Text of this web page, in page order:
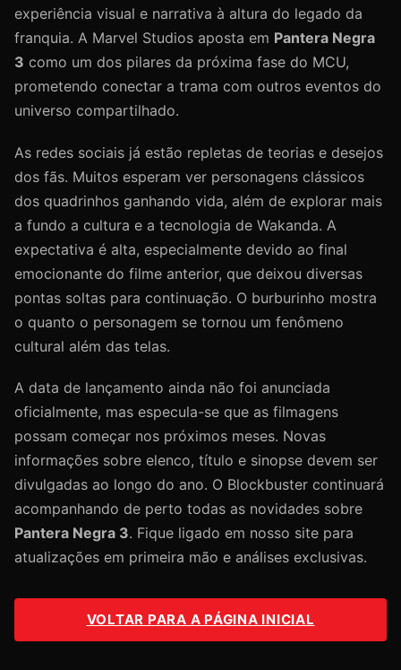
experiência visual e narrativa à altura do legado da
franquia. A Marvel Studios aposta em Pantera Negra
3 como um dos pilares da próxima fase do MCU,
prometendo conectar a trama com outros eventos do
universo compartilhado.
As redes sociais já estão repletas de teorias e desejos
dos fãs. Muitos esperam ver personagens clássicos
dos quadrinhos ganhando vida, além de explorar mais
a fundo a cultura e a tecnologia de Wakanda. A
expectativa é alta, especialmente devido ao final
emocionante do filme anterior, que deixou diversas
pontas soltas para continuação. O burburinho mostra
o quanto o personagem se tornou um fenômeno
cultural além das telas.
A data de lançamento ainda não foi anunciada
oficialmente, mas especula-se que as filmagens
possam começar nos próximos meses. Novas
informações sobre elenco, título e sinopse devem ser
divulgadas ao longo do ano. O Blockbuster continuará
acompanhando de perto todas as novidades sobre
Pantera Negra 3. Fique ligado em nosso site para
atualizações em primeira mão e análises exclusivas.
VOLTAR PARA A PÁGINA INICIAL